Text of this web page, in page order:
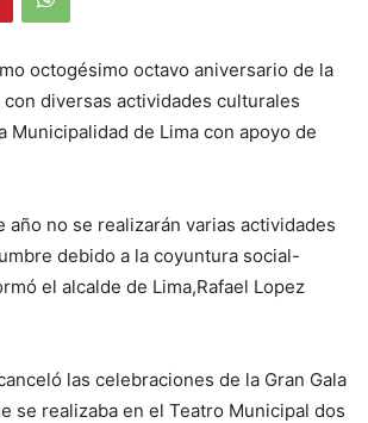
octogésimo octavo aniversario de la
diversas actividades culturales
Municipalidad de Lima con apoyo de
año no se realizarán varias actividades
debido a la coyuntura social-
el alcalde de Lima,Rafael Lopez
las celebraciones de la Gran Gala
se realizaba en el Teatro Municipal dos